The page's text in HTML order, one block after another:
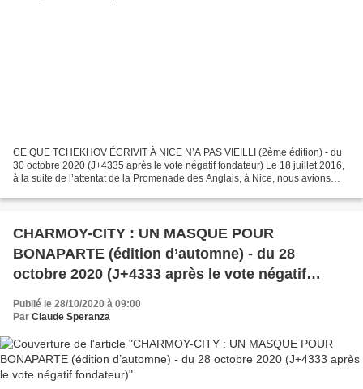
CE QUE TCHEKHOV ÉCRIVIT À NICE N’A PAS VIEILLI (2ème édition) - du
30 octobre 2020 (J+4335 après le vote négatif fondateur) Le 18 juillet 2016,
à la suite de l’attentat de la Promenade des Anglais, à Nice, nous avions
CHARMOY-CITY : UN MASQUE POUR
BONAPARTE (édition d’automne) - du 28
octobre 2020 (J+4333 après le vote négatif
fondateur)
Publié le 28/10/2020 à 09:00
Par Claude Speranza